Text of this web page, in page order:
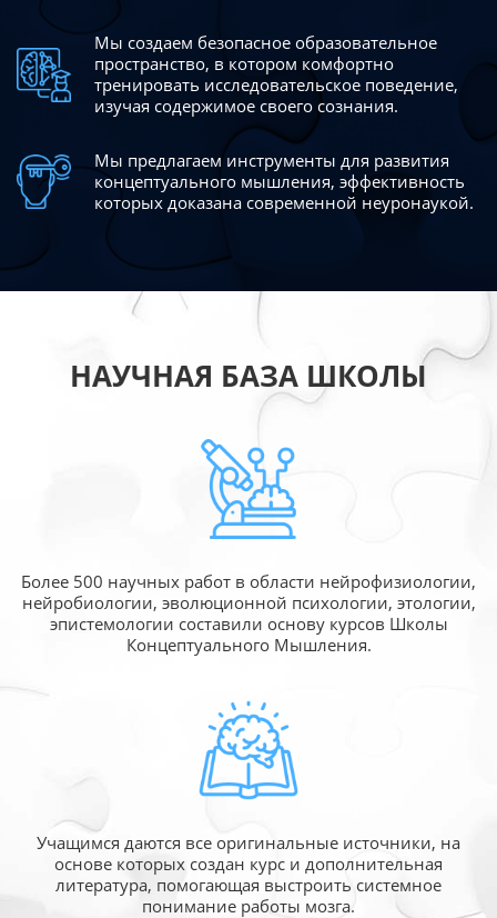
Мы создаем безопасное образовательное
пространство, в котором комфортно
тренировать исследовательское поведение,
изучая содержимое своего сознания.
Мы предлагаем инструменты для развития
концептуального мышления, эффективность
которых доказана современной неуронаукой.
НАУЧНАЯ БАЗА ШКОЛЫ
Более 500 научных работ в области нейрофизиологии,
нейробиологии, эволюционной психологии, этологии,
эпистемологии составили основу курсов Школы
Концептуального Мышления.
Учащимся даются все оригинальные источники, на
основе которых создан курс и дополнительная
литература, помогающая выстроить системное
понимание работы мозга.